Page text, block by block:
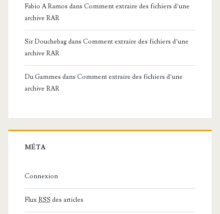
Fabio A Ramos dans Comment extraire des fichiers d’une
archive RAR
Sir Douchebagdans Comment extraire des fichiers d’une
archive RAR
Du Gammes dans Comment extraire des fichiers d’une
archive RAR
MÉTA
Connexion
FluxRSS des articles